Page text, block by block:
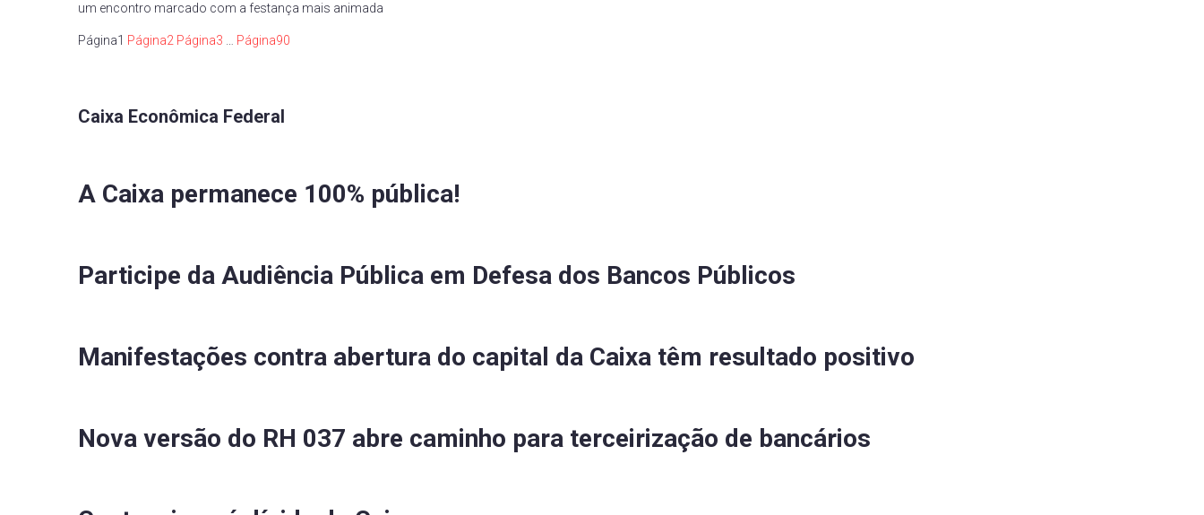
um encontro marcado com a festança mais animada
Página1 Página2 Página3 Página90
Caixa Econômica Federal
A Caixa permanece 100% pública!
Participe da Audiência Pública em Defesa dos Bancos Públicos
Manifestações contra abertura do capital da Caixa têm resultado positivo
Nova versão do RH 037 abre caminho para terceirização de bancários